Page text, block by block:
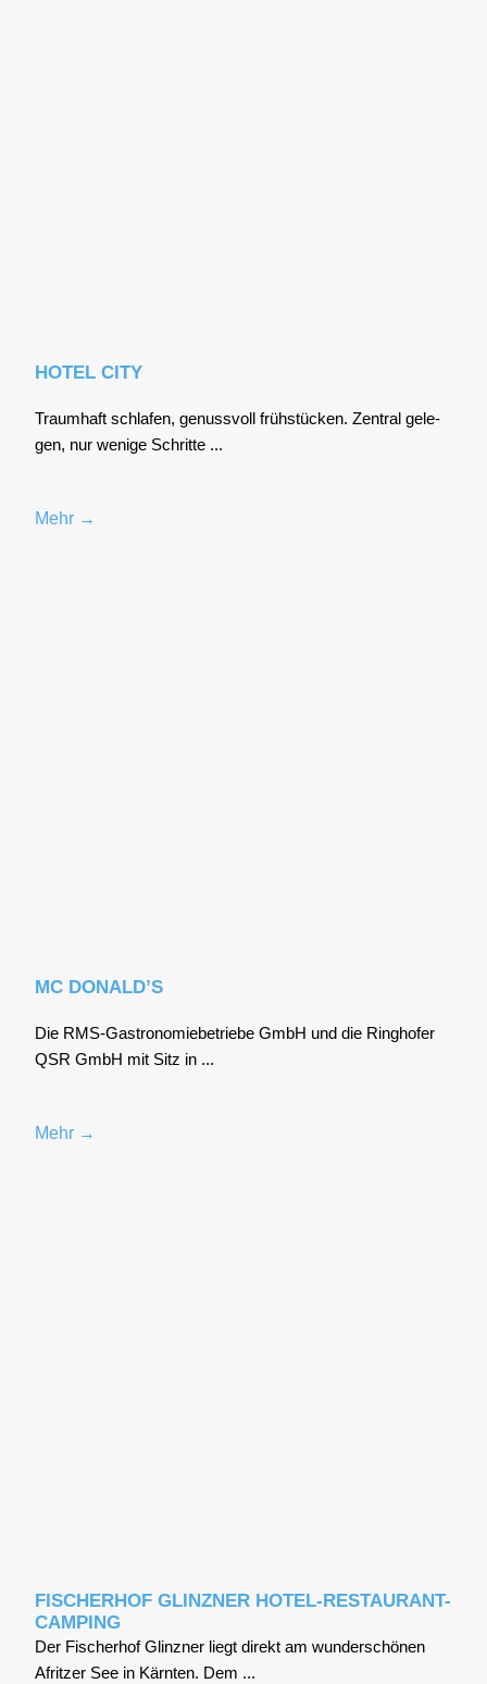
HOTEL CITY
Traum­haft schla­fen, genuss­voll früh­stü­cken. Zen­tral gele­
gen, nur weni­ge Schrit­te ...
Mehr →
MC DONALD’S
Die RMS-Gas­tro­no­mie­be­trie­be GmbH und die Ring­ho­fer
QSR GmbH mit Sitz in ...
Mehr →
FISCHERHOF GLINZNER HOTEL-RESTAURANT-
CAMPING
Der Fischer­hof Glinz­ner liegt direkt am wun­der­schö­nen
Afrit­zer See in Kärn­ten. Dem ...